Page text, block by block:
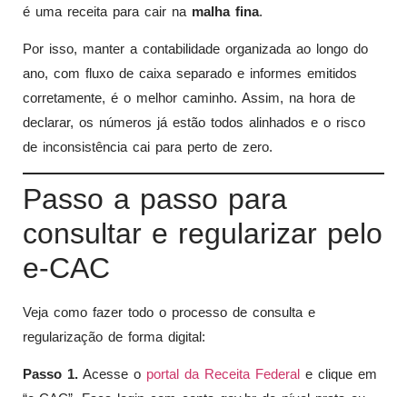
é uma receita para cair na malha fina.
Por isso, manter a contabilidade organizada ao longo do
ano, com fluxo de caixa separado e informes emitidos
corretamente, é o melhor caminho. Assim, na hora de
declarar, os números já estão todos alinhados e o risco
de inconsistência cai para perto de zero.
Passo a passo para
consultar e regularizar pelo
e-CAC
Veja como fazer todo o processo de consulta e
regularização de forma digital:
Passo 1. Acesse o portal da Receita Federal e clique em